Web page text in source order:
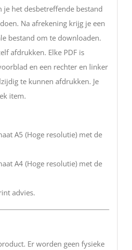
je het desbetreffende bestand
Na afrekening krijg je een
bestand om te downloaden.
afdrukken. Elke PDF is
en een rechter en linker
te kunnen afdrukken. Je
item.
A5 (Hoge resolutie) met de
A4 (Hoge resolutie) met de
advies.
Er worden geen fysieke